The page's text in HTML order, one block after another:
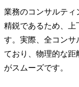
業務のコンサルティ
精鋭であるため、上
す。実際、全コンサ
ており、物理的な距
がスムーズです。